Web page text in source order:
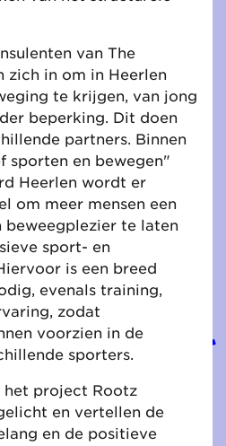
van The
zich in om in Heerlen
te krijgen, van jong
beperking. Dit doen
partners. Binnen
sporten en bewegen"
Heerlen wordt er
om meer mensen een
beweegplezier te laten
sport- en
is een breed
evenals training,
zodat
voorzien in de
sporters.
project Rootz
en vertellen de
en de positieve